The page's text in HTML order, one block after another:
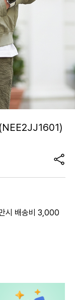
(NEE2JJ1601)
시 배송비 3,000